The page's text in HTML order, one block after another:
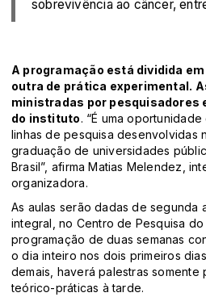
sobrevivência ao câncer,
A programação está dividida
outra de prática experimental.
ministradas por pesquisadores
do instituto. “É uma
linhas de pesquisa desenvolvidas
graduação de universidades
Brasil”, afirma Matias Melendez,
organizadora.
As aulas serão dadas de segunda
integral, no Centro de Pesquisa
programação de duas semanas
o dia inteiro nos dois primeiros
demais, haverá palestras somente
teórico-práticas à tarde.